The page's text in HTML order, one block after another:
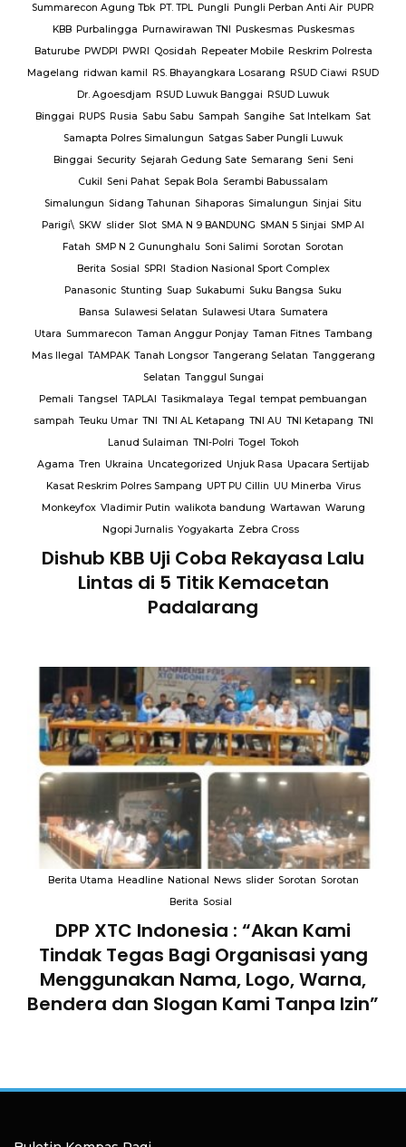
Summarecon Agung Tbk PT. TPL Pungli Pungli Perban Anti Air PUPR
KBB Purbalingga Purnawirawan TNI Puskesmas Puskesmas
Baturube PWDPI PWRI Qosidah Repeater Mobile Reskrim Polresta
Magelang ridwan kamil RS. Bhayangkara Losarang RSUD Ciawi RSUD
Dr. Agoesdjam RSUD Luwuk Banggai RSUD Luwuk
Binggai RUPS Rusia Sabu Sabu Sampah Sangihe Sat Intelkam Sat
Samapta Polres Simalungun Satgas Saber Pungli Luwuk
Binggai Security Sejarah Gedung Sate Semarang Seni Seni
Cukil Seni Pahat Sepak Bola Serambi Babussalam
Simalungun Sidang Tahunan Sihaporas Simalungun Sinjai Situ
Parigi\ SKW slider Slot SMA N 9 BANDUNG SMAN 5 Sinjai SMP Al
Fatah SMP N 2 Gununghalu Soni Salimi Sorotan Sorotan
Berita Sosial SPRI Stadion Nasional Sport Complex
Panasonic Stunting Suap Sukabumi Suku Bangsa Suku
Bansa Sulawesi Selatan Sulawesi Utara Sumatera
Utara Summarecon Taman Anggur Ponjay Taman Fitnes Tambang
Mas Ilegal TAMPAK Tanah Longsor Tangerang Selatan Tanggerang
Selatan Tanggul Sungai
Pemali Tangsel TAPLAI Tasikmalaya Tegal tempat pembuangan
sampah Teuku Umar TNI TNI AL Ketapang TNI AU TNI Ketapang TNI
Lanud Sulaiman TNI-Polri Togel Tokoh
Agama Tren Ukraina Uncategorized Unjuk Rasa Upacara Sertijab
Kasat Reskrim Polres Sampang UPT PU Cillin UU Minerba Virus
Monkeyfox Vladimir Putin walikota bandung Wartawan Warung
Ngopi Jurnalis Yogyakarta Zebra Cross
Dishub KBB Uji Coba Rekayasa Lalu
Lintas di 5 Titik Kemacetan
Padalarang
Berita Utama Headline National News slider Sorotan Sorotan
Berita Sosial
DPP XTC Indonesia : “Akan Kami
Tindak Tegas Bagi Organisasi yang
Menggunakan Nama, Logo, Warna,
Bendera dan Slogan Kami Tanpa Izin”